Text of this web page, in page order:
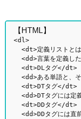
【HTML】
<dl>
<dt>定義リストと
<dd>言葉を定義した
<dt>DLタグ</dt>
<dd>ある単語と、そ
<dt>DTタグ</dt>
<dd>DTタグには定
<dt>DDタグ</dt>
<dd>DDタグには直